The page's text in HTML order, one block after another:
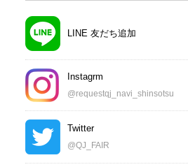
LINE 友だち追加
Instagrm
@requestqj_navi_shinsotsu
Twitter
@QJ_FAIR